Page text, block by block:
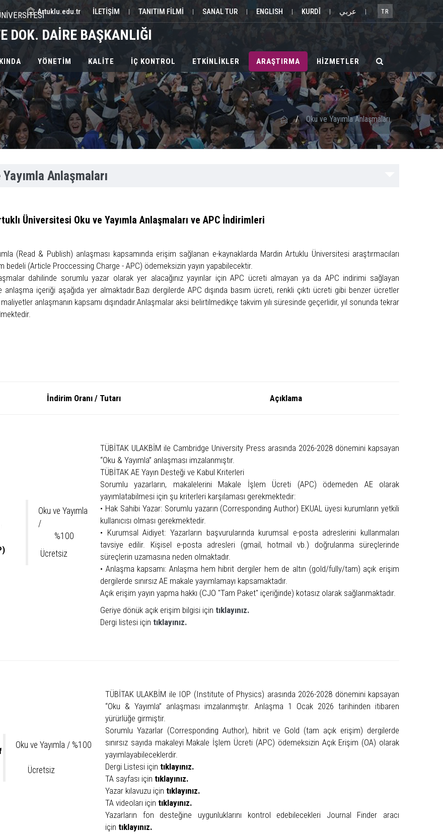
Artuklu.edu.tr İLETİŞİM | TANITIM FİLMİ | SANAL TUR | ENGLISH | KURDÎ | عربي | TR
DOK. DAİRE BAŞKANLIĞI
YÖNETİM KALİTE İÇ KONTROL ETKİNLİKLER ARAŞTIRMA HİZMETLER
/ Oku ve Yayımla Anlaşmaları
Anlaşmaları
Üniversitesi Oku ve Yayımla Anlaşmaları ve APC İndirimleri
(Read & Publish) anlaşması kapsamında erişim sağlanan e-kaynaklarda Mardin Artuklu Üniversitesi araştırmacıları
bedeli (Article Proccessing Charge - APC) ödemeksizin yayın yapabilecektir.
dahilinde sorumlu yazar olarak yer alacağınız yayınlar için APC ücreti almayan ya da APC indirimi sağlayan
anlaşma içeriği aşağıda yer almaktadır.Bazı dergilerde APC dışında basım ücreti, renkli çıktı ücreti gibi benzer ücretler
anlaşmanın kapsamı dışındadır.Anlaşmalar aksi belirtilmedikçe takvim yılı süresinde geçerlidir, yıl sonunda tekrar
İndirim Oranı / Tutarı Açıklama
Oku ve Yayımla
/
%100
Ücretsiz
TÜBİTAK ULAKBİM ile Cambridge University Press arasında 2026-2028 dönemini kapsayan
“Oku & Yayımla” anlaşması imzalanmıştır.
TÜBİTAK AE Yayın Desteği ve Kabul Kriterleri
Sorumlu yazarların, makalelerini Makale İşlem Ücreti (APC) ödemeden AE olarak
yayımlatabilmesi için şu kriterleri karşılaması gerekmektedir:
• Hak Sahibi Yazar: Sorumlu yazarın (Corresponding Author) EKUAL üyesi kurumların yetkili
kullanıcısı olması gerekmektedir.
• Kurumsal Aidiyet: Yazarların başvurularında kurumsal e-posta adreslerini kullanmaları
tavsiye edilir. Kişisel e-posta adresleri (gmail, hotmail vb.) doğrulanma süreçlerinde
süreçlerin uzamasına neden olmaktadır.
• Anlaşma kapsamı: Anlaşma hem hibrit dergiler hem de altın (gold/fully/tam) açık erişim
dergilerde sınırsız AE makale yayımlamayı kapsamaktadır.
Açık erişim yayın yapma hakkı (CJO "Tam Paket" içeriğinde) kotasız olarak sağlanmaktadır.
Geriye dönük açık erişim bilgisi için tıklayınız.
Dergi listesi için tıklayınız.
Oku ve Yayımla / %100
Ücretsiz
TÜBİTAK ULAKBİM ile IOP (Institute of Physics) arasında 2026-2028 dönemini kapsayan
“Oku & Yayımla” anlaşması imzalanmıştır. Anlaşma 1 Ocak 2026 tarihinden itibaren
yürürlüğe girmiştir.
Sorumlu Yazarlar (Corresponding Author), hibrit ve Gold (tam açık erişim) dergilerde
sınırsız sayıda makaleyi Makale İşlem Ücreti (APC) ödemeksizin Açık Erişim (OA) olarak
yayımlayabileceklerdir.
Dergi Listesi için tıklayınız.
TA sayfası için tıklayınız.
Yazar kılavuzu için tıklayınız.
TA videoları için tıklayınız.
Yazarların fon desteğine uygunluklarını kontrol edebilecekleri Journal Finder aracı
için tıklayınız.